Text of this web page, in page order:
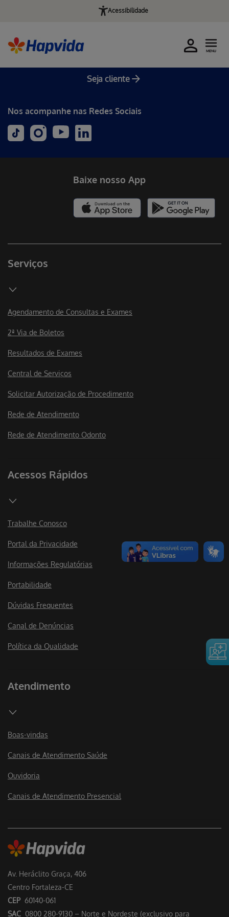
Acessibilidade
Seja cliente
MENU
Nos acompanhe nas Redes Sociais
Av. Heráclito Graça, 406
Centro Fortaleza-CE
CEP 60140-061
SAC 0800 280-9130 – Norte e Nordeste (exclusivo para
Serviços
Agendamento de Consultas e Exames
2ª Via de Boletos
Resultados de Exames
Central de Serviços
Solicitar Autorização de Procedimento
Rede de Atendimento
Rede de Atendimento Odonto
Acessos Rápidos
Trabalhe Conosco
Portal da Privacidade
Informações Regulatórias
Portabilidade
Dúvidas Frequentes
Canal de Denúncias
Política da Qualidade
Atendimento
Boas-vindas
Canais de Atendimento Saúde
Ouvidoria
Canais de Atendimento Presencial
Baixe nosso App